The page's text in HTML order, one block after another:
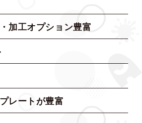
加工オプション豊富
レートが豊富